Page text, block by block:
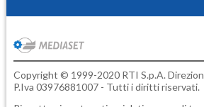
Copyright © 1999-2020 RTI S.p.A.
P.Iva 03976881007 - Tutti i diritti riservati.